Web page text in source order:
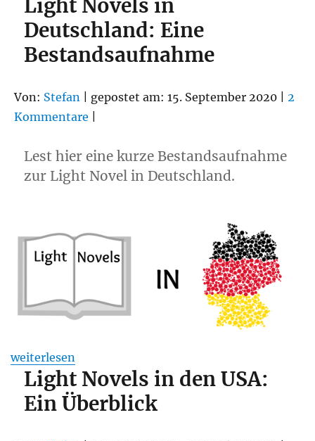
Light Novels in
Deutschland: Eine
Bestandsaufnahme
Von: Stefan | gepostet am: 15. September 2020 | 2
Kommentare
Lest hier eine kurze Bestandsaufnahme
zur Light Novel in Deutschland.
„Light Novels in Deutschland: Eine
weiterlesen
Light Novels in den USA:
Ein Überblick